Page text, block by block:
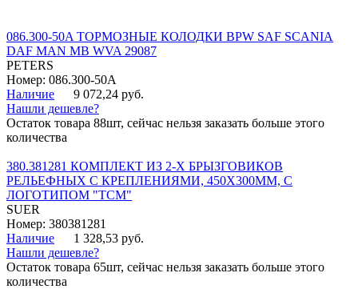
086.300-50A ТОРМОЗНЫЕ КОЛОДКИ BPW SAF SCANIA
DAF MAN MB WVA 29087
PETERS
Номер: 086.300-50A
Наличие
9 072,24 руб.
Нашли дешевле?
Остаток товара 88шт, сейчас нельзя заказать больше этого
количества
380.381281 КОМПЛЕКТ ИЗ 2-Х БРЫЗГОВИКОВ
РЕЛЬЕФНЫХ С КРЕПЛЕНИЯМИ, 450Х300ММ, С
ЛОГОТИПОМ "ТСМ"
SUER
Номер: 380381281
Наличие
1 328,53 руб.
Нашли дешевле?
Остаток товара 65шт, сейчас нельзя заказать больше этого
количества